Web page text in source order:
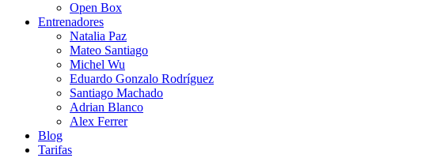
Open Box
Entrenadores
Natalia Paz
Mateo Santiago
Michel Wu
Eduardo Gonzalo Rodríguez
Santiago Machado
Adrian Blanco
Alex Ferrer
Blog
Tarifas